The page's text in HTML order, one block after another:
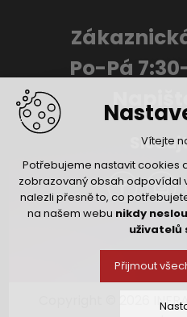
Vítejte
Potřebujeme nastavit cookies
zobrazovaný obsah odpovídal
nalezli přesně to, co
na našem webu nikdy
uživatelů
Přijmout
Po-Pá
Copyright © 2026